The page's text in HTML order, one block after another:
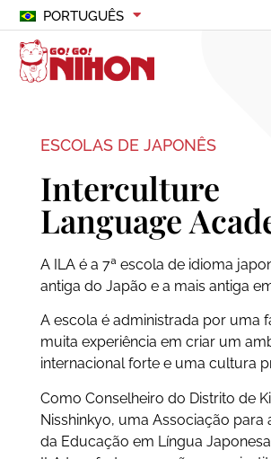
PORTUGUÊS
ESCOLAS DE JAPONÊS
Interculture
Language
A ILA é a 7ª escola de idioma
antiga do Japão e a mais antiga
A escola é administrada por uma
muita experiência em criar um
internacional forte e uma cultura
Como Conselheiro do Distrito de
Nisshinkyo, uma Associação para
da Educação em Língua